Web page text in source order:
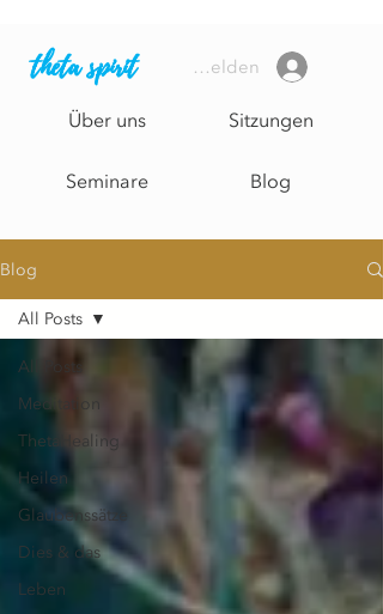
theta spirit
Über uns
Seminare
Sitzungen
Blog
Anmelden
Blog
All Posts
Meditation
ThetaHealing
Heilen
Glaubenssätze
Dies & das
Leben
All Posts